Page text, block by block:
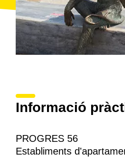
Informació
PROGRES 56
Establiments